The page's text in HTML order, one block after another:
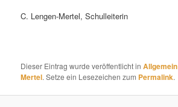
C. Lengen-Mertel, Schulleiterin
Dieser Eintrag wurde veröffentlicht inAllgemein
Mertel. Setze ein Lesezeichen zum Permalink.